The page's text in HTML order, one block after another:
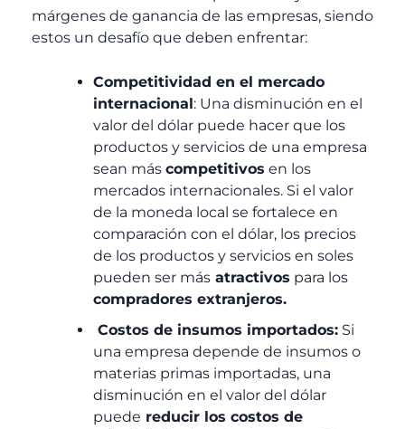
márgenes de ganancia de las empresas, siendo
estos un desafío que deben enfrentar:
Competitividad en el mercado
internacional: Una disminución en el
valor del dólar puede hacer que los
productos y servicios de una empresa
sean más competitivos en los
mercados internacionales. Si el valor
de la moneda local se fortalece en
comparación con el dólar, los precios
de los productos y servicios en soles
pueden ser más atractivos para los
compradores extranjeros.
Costos de insumos importados: Si
una empresa depende de insumos o
materias primas importadas, una
disminución en el valor del dólar
puede reducir los costos de